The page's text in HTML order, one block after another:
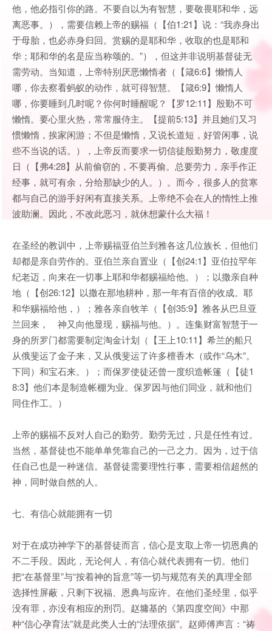
他，他必指引你的路。不要自以为有智慧，要敬畏耶和华，远
离恶事。），需要信赖上帝的赐福（【伯1:21】说：“我赤身出
于母胎，也必赤身归回。赏赐的是耶和华，收取的也是耶和
华；耶和华的名是应当称颂的。”），但这并非说明基督徒无
需劳动。当知道，上帝特别厌恶懒惰者（【箴6:6】懒惰人
哪，你去察看蚂蚁的动作，就可得智慧。【箴6:9】懒惰人
哪，你要睡到几时呢？你何时睡醒呢？【罗12:11】殷勤不可
懒惰。要心里火热，常常服侍主。【提前5:13】并且她们又习
惯懒惰，挨家闲游；不但是懒惰，又说长道短，好管闲事，说
些不当说的话。），上帝反而要求一切信徒殷勤努力，敬虔度
日（【弗4:28】从前偷窃的，不要再偷。总要劳力，亲手作正
经事，就可有余，分给那缺少的人。）。而今，很多人的贫寒
都与自己的游手好闲有直接关系。上帝绝不会在人的惰性上推
波助澜。因此，不改此恶习，就休想蒙什么大福！
在圣经的教训中，上帝赐福亚伯兰到雅各这几位族长，但他们
却都是亲自劳作的。亚伯兰亲自置业（【创24:1】亚伯拉罕年
纪老迈，向来在一切事上耶和华都赐福给他。）；以撒亲自种
地（【创26:12】以撒在那地耕种，那一年有百倍的收成。耶
和华赐福给他，）；雅各亲自牧羊（【创35:9】雅各从巴旦亚
兰回来， 神又向他显现，赐福与他。）。连集财富智慧于一
身的所罗门都需要制定淘金计划（【王上10:11】希兰的船只
从俄斐运了金子来，又从俄斐运了许多檀香木（或作“乌木”。
下同）和宝石来。）；而保罗使徒还曾一度织造帐篷（【徒1
8:3】他们本是制造帐棚为业。保罗因与他们同业，就和他们
同住作工。）
上帝的赐福不反对人自己的勤劳。勤劳无过，只是任性有过。
当然，基督徒也不能单单凭靠自己的一己之力。因为，过于信
任自己也是一种迷信。基督徒需要理性行事，需要相信超然的
神，同时做自然的人。
七、有信心就能拥有一切
对于在成功神学下的基督徒而言，信心是支取上帝一切恩典的
不二手段。因此，无论何人，有信心就代表拥有一切。他们
把“在基督里”与“按着神的旨意”等一切与规范有关的真理全部
选择性屏蔽，只剩下祝福、恩典与应许。在他们圣经里，似乎
没有罪，亦没有相应的刑罚。赵墉基的《第四度空间》中那
种“信心孕育法”就是此类人士的“法理依据”。赵师傅声言：“祷